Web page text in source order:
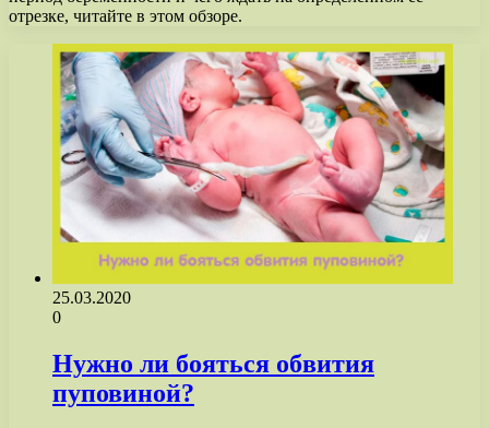
отрезке, читайте в этом обзоре.
25.03.2020
0
Нужно ли бояться обвития
пуповиной?